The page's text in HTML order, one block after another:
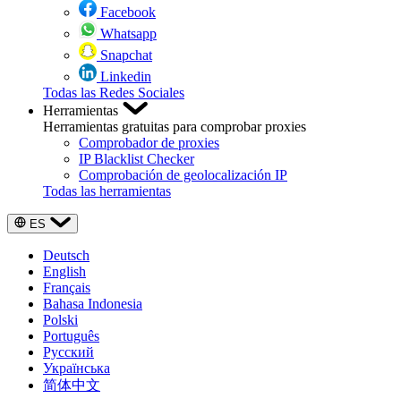
Facebook
Whatsapp
Snapchat
Linkedin
Todas las Redes Sociales
Herramientas
Herramientas gratuitas para comprobar proxies
Comprobador de proxies
IP Blacklist Checker
Comprobación de geolocalización IP
Todas las herramientas
ES
Deutsch
English
Français
Bahasa Indonesia
Polski
Português
Русский
Українська
简体中文